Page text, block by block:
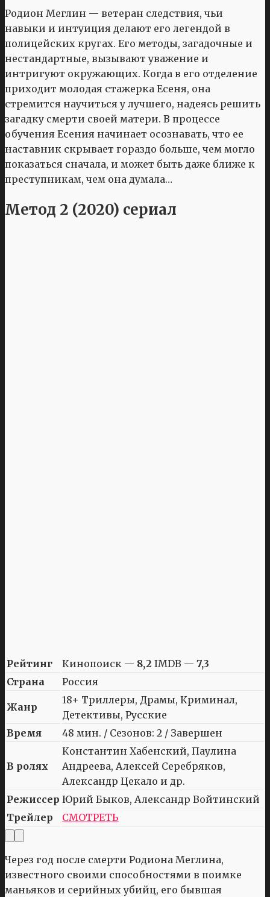
Родион Меглин — ветеран следствия, чьи
навыки и интуиция делают его легендой в
полицейских кругах. Его методы, загадочные и
нестандартные, вызывают уважение и
интригуют окружающих. Когда в его отделение
приходит молодая стажерка Есеня, она
стремится научиться у лучшего, надеясь решить
загадку смерти своей матери. В процессе
обучения Есения начинает осознавать, что ее
наставник скрывает гораздо больше, чем могло
показаться сначала, и может быть даже ближе к
преступникам, чем она думала…
Метод 2 (2020) сериал
Рейтинг Кинопоиск — 8,2 IMDB — 7,3
Страна
Россия
Жанр
18+ Триллеры, Драмы, Криминал,
Детективы, Русские
Время
48 мин. / Сезонов: 2 / Завершен
В ролях
Константин Хабенский, Паулина
Андреева, Алексей Серебряков,
Александр Цекало и др.
Режиссер Юрий Быков, Александр Войтинский
Трейлер
СМОТРЕТЬ
Через год после смерти Родиона Меглина,
известного своими способностями в поимке
маньяков и серийных убийц, его бывшая